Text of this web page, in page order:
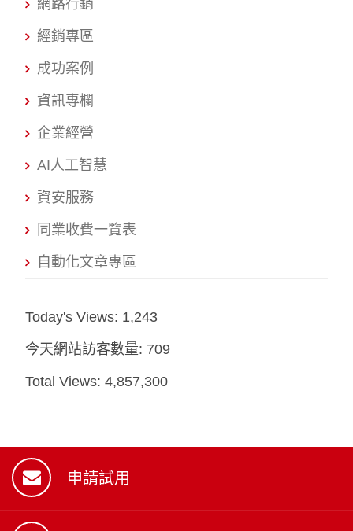
網路行銷
經銷專區
成功案例
資訊專欄
企業經營
AI人工智慧
資安服務
同業收費一覽表
自動化文章專區
Today's Views: 1,243
今天網站訪客數量: 709
Total Views:4,857,300
申請試用